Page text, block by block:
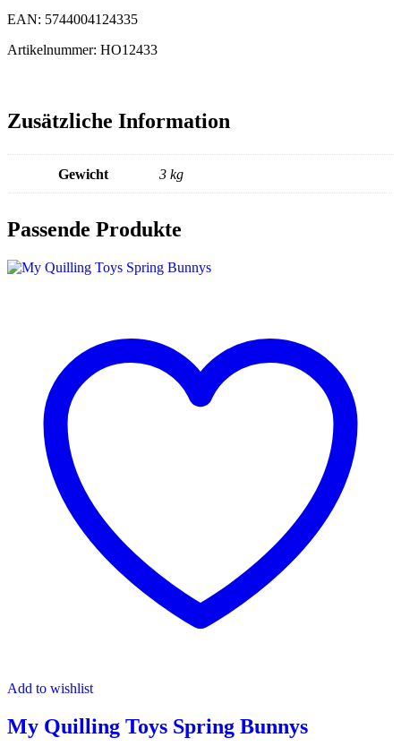
EAN: 5744004124335
Artikelnummer: HO12433
Zusätzliche Information
Gewicht 3 kg
Passende Produkte
Add to wishlist
My Quilling Toys Spring Bunnys